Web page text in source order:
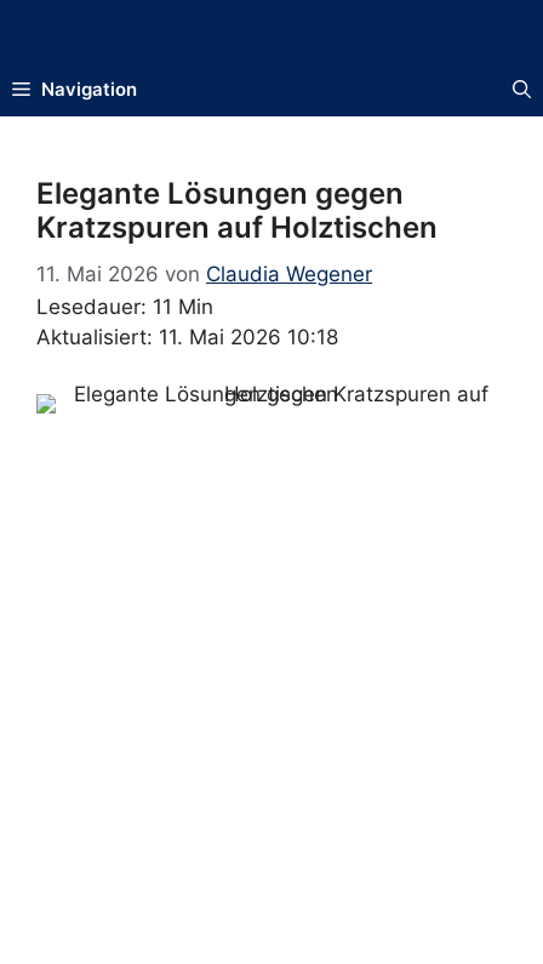
Navigation
Elegante Lösungen gegen
Kratzspuren auf Holztischen
11. Mai 2026 von Claudia Wegener
Lesedauer: 11 Min
Aktualisiert: 11. Mai 2026 10:18